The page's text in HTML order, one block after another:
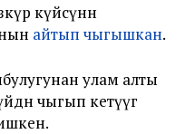
күйөөсүнөн
айтып чыгышкан.
улам алты
чыгып кетүүгө